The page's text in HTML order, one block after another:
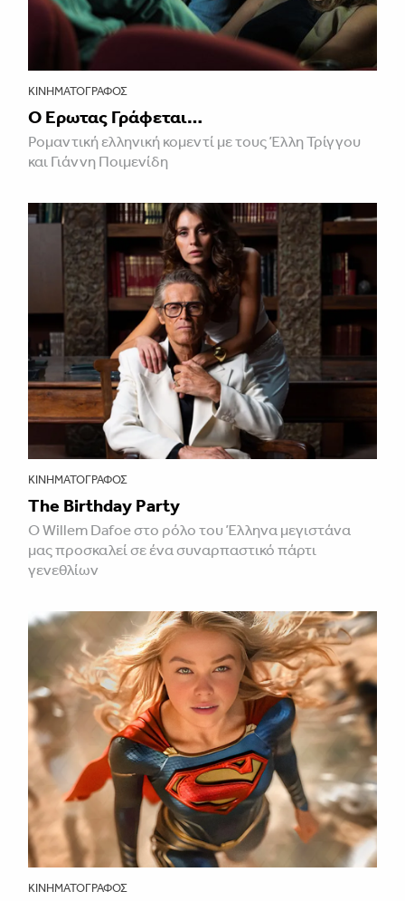
ΚΙΝΗΜΑΤΟΓΡΆΦΟΣ
Ο Έρωτας Γράφεται…
Ρομαντική ελληνική κομεντί με τους Έλλη Τρίγγου
και Γιάννη Ποιμενίδη
ΚΙΝΗΜΑΤΟΓΡΆΦΟΣ
The Birthday Party
Ο Willem Dafoe στο ρόλο του Έλληνα μεγιστάνα
μας προσκαλεί σε ένα συναρπαστικό πάρτι
γενεθλίων
ΚΙΝΗΜΑΤΟΓΡΆΦΟΣ